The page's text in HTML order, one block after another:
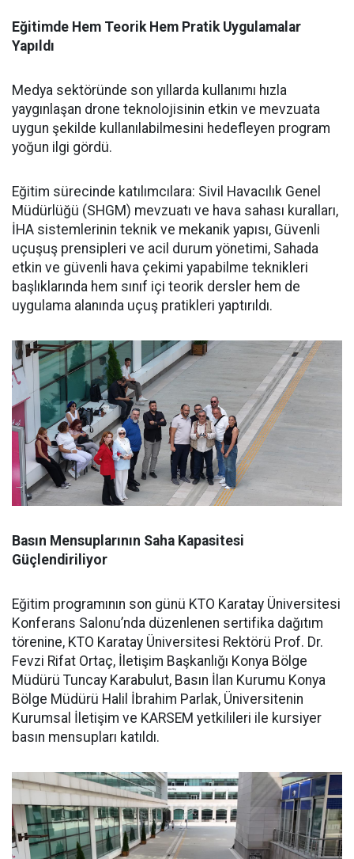
Eğitimde Hem Teorik Hem Pratik Uygulamalar
Yapıldı
Medya sektöründe son yıllarda kullanımı hızla
yaygınlaşan drone teknolojisinin etkin ve mevzuata
uygun şekilde kullanılabilmesini hedefleyen program
yoğun ilgi gördü.
Eğitim sürecinde katılımcılara: Sivil Havacılık Genel
Müdürlüğü (SHGM) mevzuatı ve hava sahası kuralları,
İHA sistemlerinin teknik ve mekanik yapısı, Güvenli
uçuşuş prensipleri ve acil durum yönetimi, Sahada
etkin ve güvenli hava çekimi yapabilme teknikleri
başlıklarında hem sınıf içi teorik dersler hem de
uygulama alanında uçuş pratikleri yaptırıldı.
Basın Mensuplarının Saha Kapasitesi
Güçlendiriliyor
Eğitim programının son günü KTO Karatay Üniversitesi
Konferans Salonu’nda düzenlenen sertifika dağıtım
törenine, KTO Karatay Üniversitesi Rektörü Prof. Dr.
Fevzi Rifat Ortaç, İletişim Başkanlığı Konya Bölge
Müdürü Tuncay Karabulut, Basın İlan Kurumu Konya
Bölge Müdürü Halil İbrahim Parlak, Üniversitenin
Kurumsal İletişim ve KARSEM yetkilileri ile kursiyer
basın mensupları katıldı.